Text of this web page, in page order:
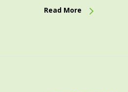
Read More